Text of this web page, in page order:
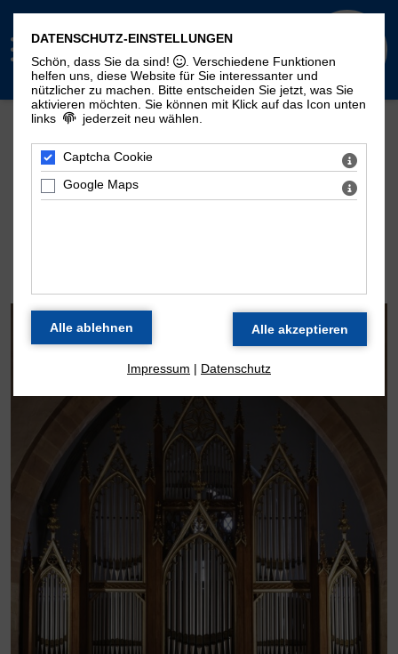
Mehr Seiten zum Thema "Moritzorgel":
Geschichte
Zeitstrahl
Disposition
Kontakt
DATENSCHUTZ-EINSTELLUNGEN
Schön, dass Sie da sind!
. Verschiedene Funktionen
helfen uns, diese Website für Sie interessanter und
nützlicher zu machen.
Bitte entscheiden Sie jetzt, was Sie
aktivieren möchten. Sie können mit Klick auf das Icon unten
links
jederzeit neu wählen.
Captcha Cookie
Google Maps
Impressum | Datenschutz